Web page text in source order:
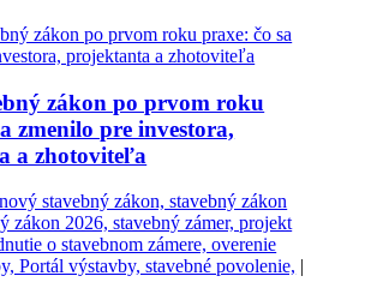
zákon po prvom roku
zmenilo pre investora,
a zhotoviteľa
nový stavebný zákon, stavebný zákon
zákon 2026, stavebný zámer, projekt
o stavebnom zámere, overenie
Portál výstavby, stavebné povolenie,